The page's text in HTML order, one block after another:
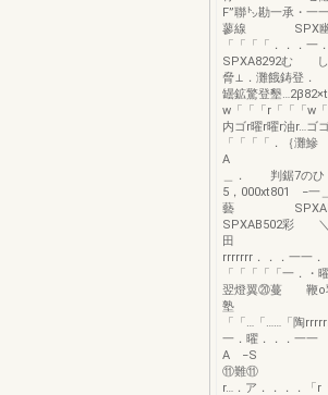
F”聯㌧勘一承・
蓼線 SPX幽B2
「「「「．．
SPXA8292む
脅⊥．灘餓
罎鉱驚登墾
w「「「r「「「
内ゴr曜r曜r油
「「「「．｛
A 「「「
＿． 判鋸7の
5，000xt801 −一
藝
SPXAB502
田 ．．一一
rrrrrrr．．．一一
「「「「「
翌燈翼⑳蔓 鞭o
塾 ．．．
「「…「……「陶
一．曜．．
A −S ．．
⑪難
r…．ア．．．．「r